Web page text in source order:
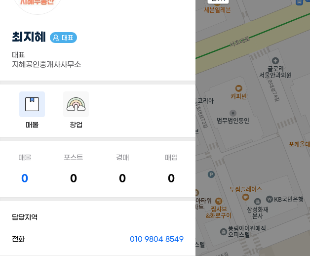
최지혜 대표
대표
지혜공인중개사사무소
매물 창업
매물
0
포스트
0
경매
0
매입
0
담당지역
전화 010 9804 8549